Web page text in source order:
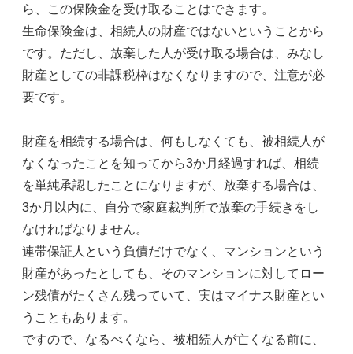
ら、この保険金を受け取ることはできます。
生命保険金は、相続人の財産ではないということから
です。ただし、放棄した人が受け取る場合は、みなし
財産としての非課税枠はなくなりますので、注意が必
要です。
財産を相続する場合は、何もしなくても、被相続人が
なくなったことを知ってから3か月経過すれば、相続
を単純承認したことになりますが、放棄する場合は、
3か月以内に、自分で家庭裁判所で放棄の手続きをし
なければなりません。
連帯保証人という負債だけでなく、マンションという
財産があったとしても、そのマンションに対してロー
ン残債がたくさん残っていて、実はマイナス財産とい
うこともあります。
ですので、なるべくなら、被相続人が亡くなる前に、